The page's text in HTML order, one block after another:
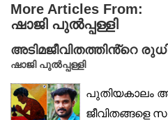
More Articles From:
ഷാജി പുൽപ്പള്ളി
അടിമജീവിതത്തിൻ്റെ
ഷാജി പുൽപ്പള്ളി
പുതിയകാലം
ജീവിതങ്ങളെ